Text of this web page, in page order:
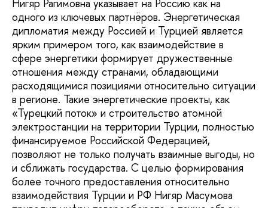
Нигяр Рагимовна указывает на Россию как на
одного из ключевых партнёров. Энергетическая
дипломатия между Россией и Турцией является
ярким примером того, как взаимодействие в
сфере энергетики формирует дружественные
отношения между странами, обладающими
расходящимися позициями относительно ситуации
в регионе. Такие энергетические проекты, как
«Турецкий поток» и строительство атомной
электростанции на территории Турции, полностью
финансируемое Российской Федерацией,
позволяют не только получать взаимные выгоды, но
и сближать государства. С целью формирования
более точного предоставления относительно
взаимодействия Турции и РФ Нигяр Масумова